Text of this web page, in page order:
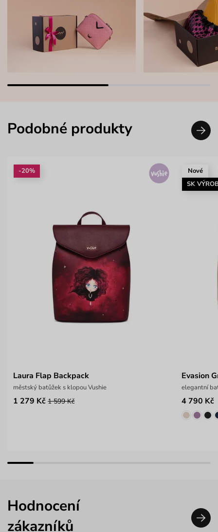
Podobné produkty
-20%
Laura Flap Backpack
městský batůžek s klopou Vushie
1 279 Kč 1 599 Kč
Nové
SK
Evasion
elegantní
4 790 Kč
Hodnocení
zákazníků